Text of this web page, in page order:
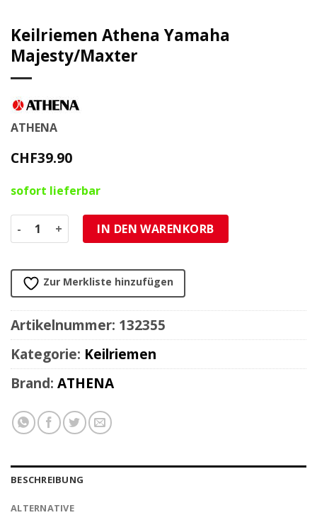
Keilriemen Athena Yamaha
Majesty/Maxter
ATHENA
CHF39.90
sofort lieferbar
Keilriemen Athena Yamaha Majesty/Maxter Menge
IN DEN WARENKORB
Zur Merkliste hinzufügen
Artikelnummer: 132355
Kategorie: Keilriemen
Brand: ATHENA
BESCHREIBUNG
ALTERNATIVE